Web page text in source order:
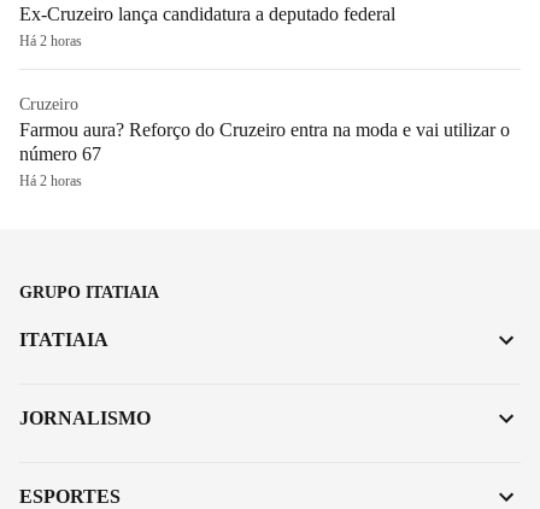
Ex-Cruzeiro lança candidatura a deputado federal
Há 2 horas
Cruzeiro
Farmou aura? Reforço do Cruzeiro entra na moda e vai utilizar o
número 67
Há 2 horas
GRUPO ITATIAIA
ITATIAIA
JORNALISMO
ESPORTES